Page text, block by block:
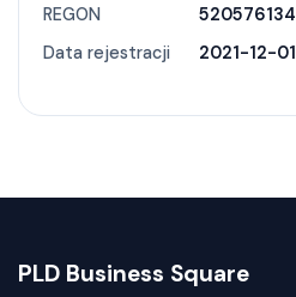
REGON
520576134
Data rejestracji
2021-12-01
PLD Business Square